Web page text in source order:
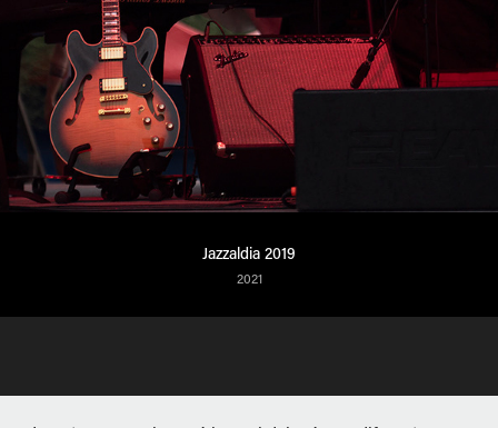
Jazzaldia 2019
2021